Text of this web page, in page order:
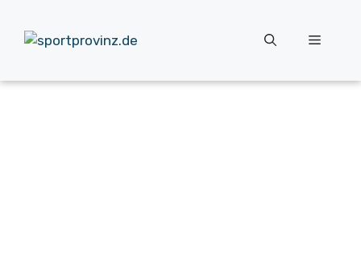
Inhalt
springen
Menü